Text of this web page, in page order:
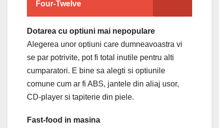
Four-Twelve
Dotarea cu optiuni mai nepopulare
Alegerea unor optiuni care dumneavoastra vi
se par potrivite, pot fi total inutile pentru alti
cumparatori. E bine sa alegti si optiunile
comune cum ar fi ABS, jantele din aliaj usor,
CD-player si tapiterie din piele.
Fast-food in masina